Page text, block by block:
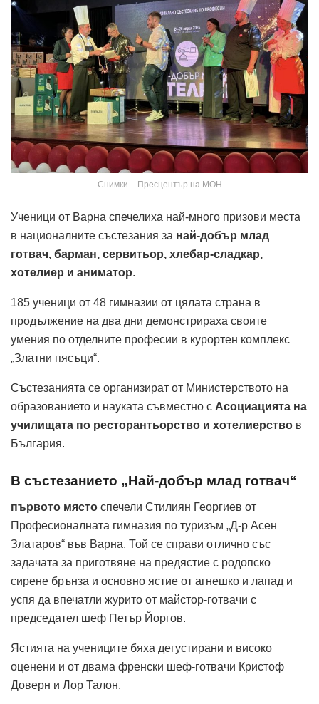
Снимки – Пресцентър на МОН
Ученици от Варна спечелиха най-много призови места
в националните състезания за най-добър млад
готвач, барман, сервитьор, хлебар-сладкар,
хотелиер и аниматор.
185 ученици от 48 гимназии от цялата страна в
продължение на два дни демонстрираха своите
умения по отделните професии в курортен комплекс
„Златни пясъци“.
Състезанията се организират от Министерството на
образованието и науката съвместно с Асоциацията на
училищата по ресторантьорство и хотелиерство в
България.
В състезанието „Най-добър млад готвач“
първото място спечели Стилиян Георгиев от
Професионалната гимназия по туризъм „Д-р Асен
Златаров“ във Варна. Той се справи отлично със
задачата за приготвяне на предястие с родопско
сирене брънза и основно ястие от агнешко и лапад и
успя да впечатли журито от майстор-готвачи с
председател шеф Петър Йоргов.
Ястията на учениците бяха дегустирани и високо
оценени и от двама френски шеф-готвачи Кристоф
Доверн и Лор Талон.